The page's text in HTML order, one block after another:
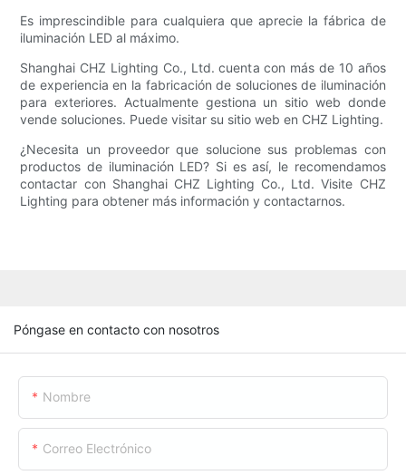
Es imprescindible para cualquiera que aprecie la fábrica de
iluminación LED al máximo.
Shanghai CHZ Lighting Co., Ltd. cuenta con más de 10 años
de experiencia en la fabricación de soluciones de iluminación
para exteriores. Actualmente gestiona un sitio web donde
vende soluciones. Puede visitar su sitio web en CHZ Lighting.
¿Necesita un proveedor que solucione sus problemas con
productos de iluminación LED? Si es así, le recomendamos
contactar con Shanghai CHZ Lighting Co., Ltd. Visite CHZ
Lighting para obtener más información y contactarnos.
Póngase en contacto con nosotros
Nombre
Correo Electrónico